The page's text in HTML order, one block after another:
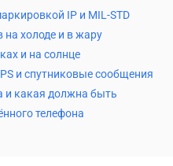
IP и MIL-STD
холоде и в жару
и на солнце
и спутниковые сообщения
и какая должна быть
телефона